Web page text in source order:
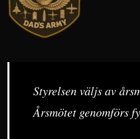
Styrelsen väljs av
Årsmötet genomförs